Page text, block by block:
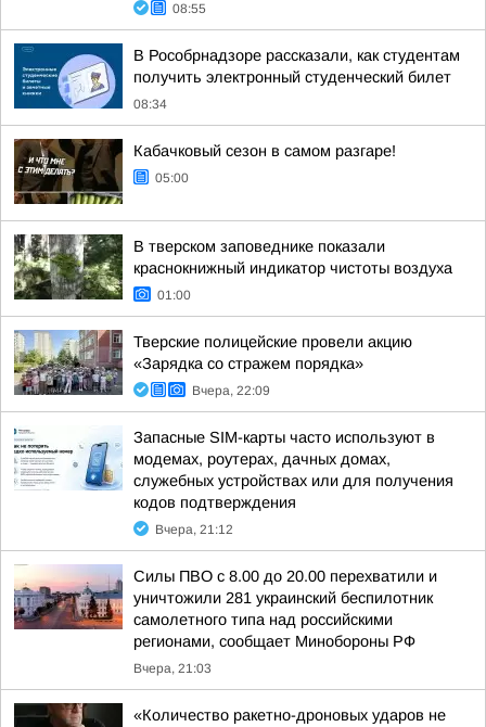
08:55
В Рособрнадзоре рассказали, как студентам
получить электронный студенческий билет
08:34
Кабачковый сезон в самом разгаре!
05:00
В тверском заповеднике показали
краснокнижный индикатор чистоты воздуха
01:00
Тверские полицейские провели акцию
«Зарядка со стражем порядка»
Вчера, 22:09
Запасные SIM-карты часто используют в
модемах, роутерах, дачных домах,
служебных устройствах или для получения
кодов подтверждения
Вчера, 21:12
Силы ПВО с 8.00 до 20.00 перехватили и
уничтожили 281 украинский беспилотник
самолетного типа над российскими
регионами, сообщает Минобороны РФ
Вчера, 21:03
«Количество ракетно-дроновых ударов не